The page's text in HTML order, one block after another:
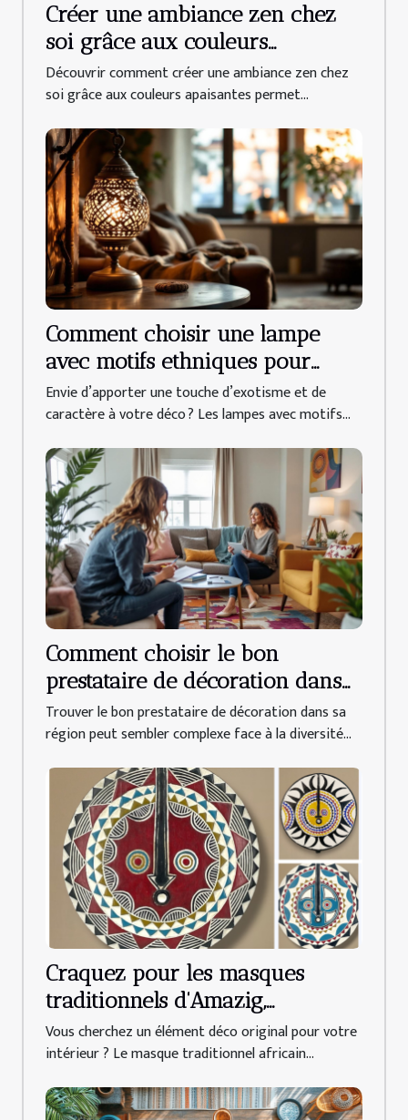
Créer une ambiance zen chez
soi grâce aux couleurs
apaisantes
Découvrir comment créer une ambiance zen chez
soi grâce aux couleurs apaisantes permet...
Comment choisir une lampe
avec motifs ethniques pour
votre intérieur ?
Envie d’apporter une touche d’exotisme et de
caractère à votre déco ? Les lampes avec motifs...
Comment choisir le bon
prestataire de décoration dans
votre région ?
Trouver le bon prestataire de décoration dans sa
région peut sembler complexe face à la diversité...
Craquez pour les masques
traditionnels d'Amazig,
référence de la déco africaine
Vous cherchez un élément déco original pour votre
intérieur ? Le masque traditionnel africain...